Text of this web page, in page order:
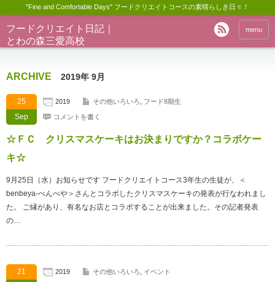
"Fine and Comfortable Days" フードクリエイトコースの素晴らしき日々！
フードクリエイト日記｜
とわの森三愛高校
menu
ARCHIVE 2019年 9月
25
Sep
2019 その他いろいろ フード8期生
コメントを書く
☆ＦＣ クリスマスケーキはお決まりですか？コラボケー
キ☆
9月25日（水）お知らせです フードクリエイトコース3年生の生徒が、＜
benbeya-べんべや＞さんとコラボしたクリスマスケーキの発表が行なわれまし
た。 ご縁があり、有名なお店とコラボすることが出来ました。その記者発表
の…
21
2019 その他いろいろ イベント